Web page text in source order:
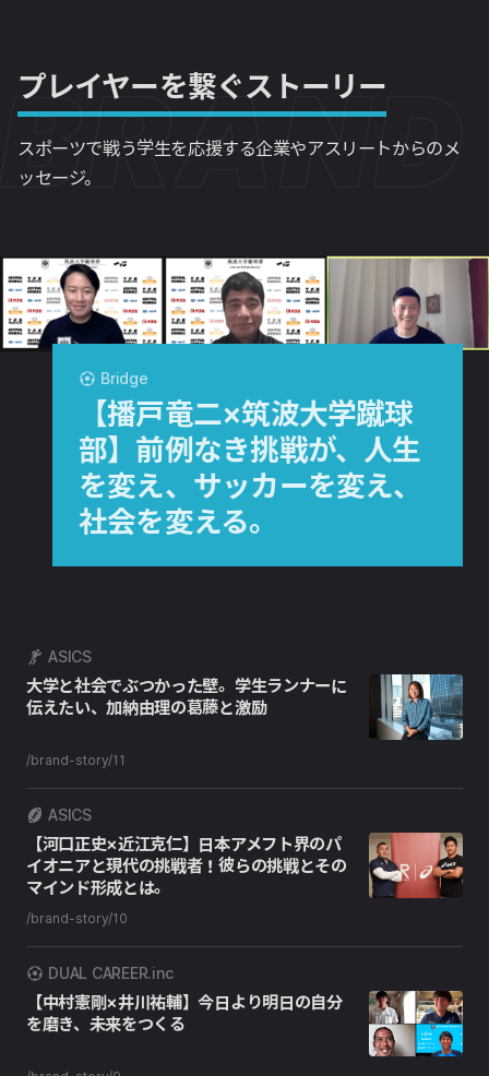
プレイヤーを繋ぐストーリー
スポーツで戦う学生を応援する企業やアスリートからのメ
ッセージ。
Bridge
【播戸竜二×筑波大学蹴球
部】前例なき挑戦が、人生
を変え、サッカーを変え、
社会を変える。
ASICS
大学と社会でぶつかった壁。学生ランナーに
伝えたい、加納由理の葛藤と激励
/brand-story/11
ASICS
【河口正史×近江克仁】日本アメフト界のパ
イオニアと現代の挑戦者！彼らの挑戦とその
マインド形成とは。
/brand-story/10
DUAL CAREER.inc
【中村憲剛×井川祐輔】今日より明日の自分
を磨き、未来をつくる